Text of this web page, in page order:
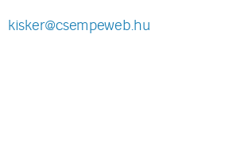
kisker@csempeweb.hu